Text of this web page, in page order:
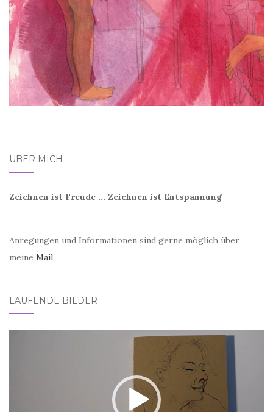
ÜBER MICH
Zeichnen ist Freude ... Zeichnen ist Entspannung
Anregungen und Informationen sind gerne möglich über
meine Mail
LAUFENDE BILDER